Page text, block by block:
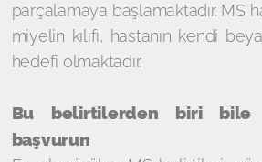
parçalamaya başlamaktadır. MS
miyelin kılıfı, hastanın kendi
hedefi olmaktadır.
Bu belirtilerden biri bile
başvurun